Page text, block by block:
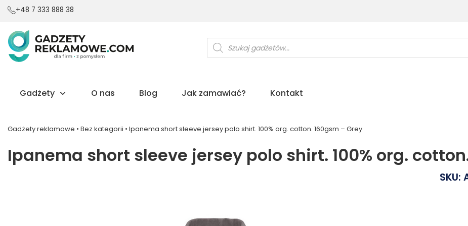
+48 7 333 888 38
Wyszukiwarka
produktów
Gadżety O nas Blog Jak zamawiać? Kontakt
Gadżety reklamowe • Bez kategorii • Ipanema short sleeve jersey polo shirt. 100% org. cotton. 160gsm – Grey
Ipanema short sleeve jersey polo shirt. 100% org.
SKU: